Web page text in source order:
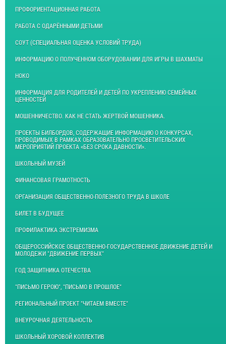
ПРОФОРИЕНТАЦИОННАЯ РАБОТА
РАБОТА С ОДАРЁННЫМИ ДЕТЬМИ
СОУТ (СПЕЦИАЛЬНАЯ ОЦЕНКА УСЛОВИЙ ТРУДА)
ИНФОРМАЦИЮ О ПОЛУЧЕННОМ ОБОРУДОВАНИИ ДЛЯ ИГРЫ В ШАХМАТЫ
НОКО
ИНФОРМАЦИЯ ДЛЯ РОДИТЕЛЕЙ И ДЕТЕЙ ПО УКРЕПЛЕНИЮ СЕМЕЙНЫХ
ЦЕННОСТЕЙ
МОШЕННИЧЕСТВО. КАК НЕ СТАТЬ ЖЕРТВОЙ МОШЕННИКА.
ПРОЕКТЫ БИЛБОРДОВ, СОДЕРЖАЩИЕ ИНФОРМАЦИЮ О КОНКУРСАХ,
ПРОВОДИМЫХ В РАМКАХ ОБРАЗОВАТЕЛЬНО ПРОСВЕТИТЕЛЬСКИХ
МЕРОПРИЯТИЙ ПРОЕКТА «БЕЗ СРОКА ДАВНОСТИ».
ШКОЛЬНЫЙ МУЗЕЙ
ФИНАНСОВАЯ ГРАМОТНОСТЬ
ОРГАНИЗАЦИЯ ОБЩЕСТВЕННО-ПОЛЕЗНОГО ТРУДА В ШКОЛЕ
БИЛЕТ В БУДУЩЕЕ
ПРОФИЛАКТИКА ЭКСТРЕМИЗМА
ОБЩЕРОССИЙСКОЕ ОБЩЕСТВЕННО-ГОСУДАРСТВЕННОЕ ДВИЖЕНИЕ ДЕТЕЙ И
МОЛОДЕЖИ "ДВИЖЕНИЕ ПЕРВЫХ"
ГОД ЗАЩИТНИКА ОТЕЧЕСТВА
"ПИСЬМО ГЕРОЮ", "ПИСЬМО В ПРОШЛОЕ"
РЕГИОНАЛЬНЫЙ ПРОЕКТ "ЧИТАЕМ ВМЕСТЕ"
ВНЕУРОЧНАЯ ДЕЯТЕЛЬНОСТЬ
ШКОЛЬНЫЙ ХОРОВОЙ КОЛЛЕКТИВ